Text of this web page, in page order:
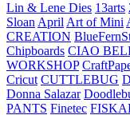
Lin & Lene Dies 13arts
Sloan April Art of Mini
CREATION
Chipboards CIAO
WORKSHOP
Cricut CUTTLEBUG
Donna Salazar
PANTS Finetec